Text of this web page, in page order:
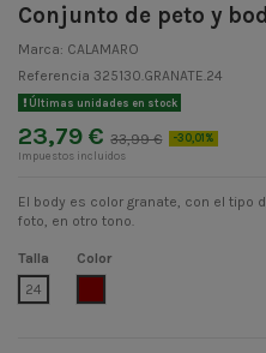
Conjunto de peto y
Marca: CALAMARO
Referencia 325130.GRANATE.24
Últimas unidades en stock
23,79 € 33,99 € -30,01%
Impuestos incluidos
El body es color granate, con el tipo
foto, en otro tono.
Talla
24
Color